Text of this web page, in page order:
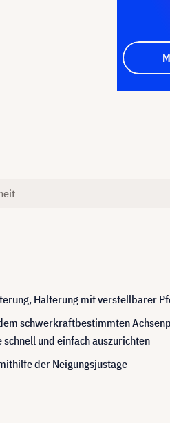
Halterung mit verstellbarer
schwerkraftbestimmten
und einfach auszurichten
der Neigungsjustage